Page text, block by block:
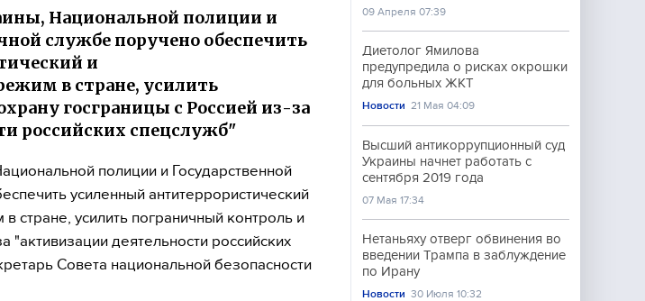
Национальной полиции и
службе поручено обеспечить
и
в стране, усилить
госграницы с Россией из-за
российских спецслужб"
полиции и Государственной
усиленный антитеррористический
стране, усилить пограничный контроль и
"активизации деятельности российских
Совета национальной безопасности
09 Апреля 07:39
Диетолог Ямилова
предупредила о рисках окрошки
для больных ЖКТ
Новости 21 Мая 04:09
Высший антикоррупционный суд
Украины начнет работать с
сентября 2019 года
07 Мая 17:34
Нетаньяху отверг обвинения во
введении Трампа в заблуждение
по Ирану
Новости 30 Июля 10:32